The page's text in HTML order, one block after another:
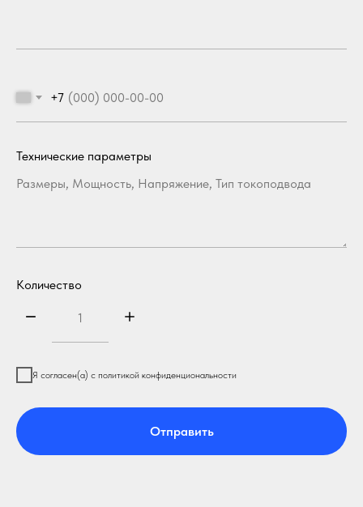
+7
Технические параметры
Количество
Я согласен(а) с политикой конфиденциональности
Отправить